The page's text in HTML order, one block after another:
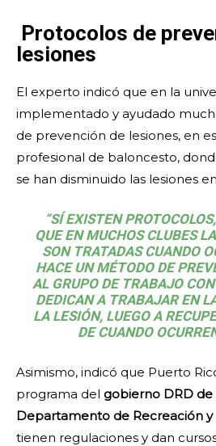
Protocolos de
lesiones
El experto indicó que en la
implementado y ayudado
de prevención de lesiones, en
profesional de baloncesto,
se han disminuido las lesiones
“SÍ EXISTEN
QUE EN MUCHOS CLUBES
SON TRATADAS CUANDO
HACE UN MÉTODO DE
AL GRUPO DE TRABAJO
DEDICAN A TRABAJAR EN
LA LESIÓN, LUEGO A
DE CUANDO
Asimismo, indicó que Puerto
programa del gobierno DRD de
Departamento de Recreación
tienen regulaciones y dan